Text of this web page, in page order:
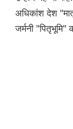
अधिकांश देश
जर्मनी "पितृभूमि"